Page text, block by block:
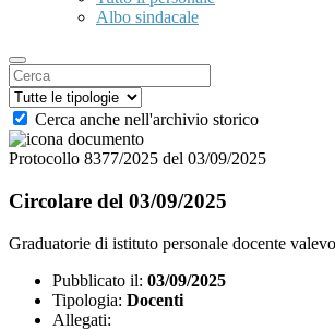
Albo sindacale
Cerca anche nell'archivio storico
Protocollo 8377/2025 del 03/09/2025
Circolare del 03/09/2025
Graduatorie di istituto personale docente
Pubblicato il: 03/09/2025
Tipologia: Docenti
Allegati: